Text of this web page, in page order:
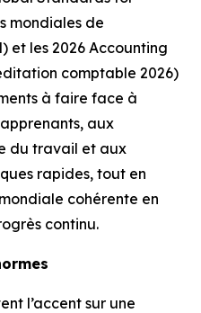
mondiales de
et les 2026 Accounting
comptable 2026)
à faire face à
aux
du travail et aux
rapides, tout en
cohérente en
continu.
l’accent sur une